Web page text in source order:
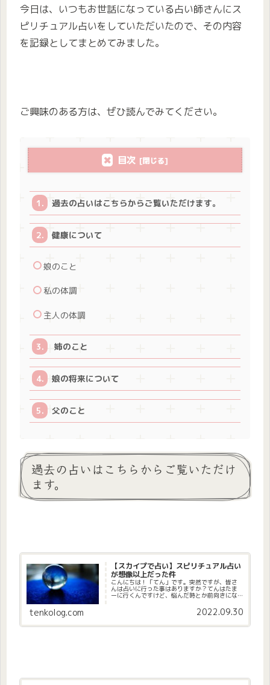
今日は、いつもお世話になっている占い師さんにス
ピリチュアル占いをしていただいたので、その内容
を記録としてまとめてみました。
ご興味のある方は、ぜひ読んでみてください。
目次
過去の占いはこちらからご覧いただけます。
健康について
娘のこと
私の体調
主人の体調
姉のこと
娘の将来について
父のこと
過去の占いはこちらからご覧いただけ
ます。
【スカイプで占い】スピリチュアル占い
が想像以上だった件
こんにちは！「てん」です。突然ですが、皆さ
んは占いに行った事はありますか？てんはたま
ーに行くんですけど、悩んだ時とか前向きにな
ってもらいたい事があって、先月占いしたので
その事など綴っていきたいと思い...
tenkolog.com 2022.09.30